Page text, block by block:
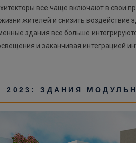
все чаще включают в свои
жителей и снизить
здания все больше
и заканчивая интеграцией
2023: ЗДАНИЯ